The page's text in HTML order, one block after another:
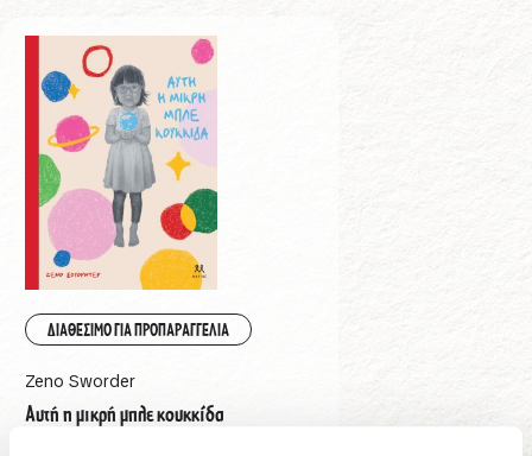
ΔΙΑΘΕΣΙΜΟ ΓΙΑ ΠΡΟΠΑΡΑΓΓΕΛΙΑ
Zeno Sworder
Αυτή η μικρή μπλε κουκκίδα